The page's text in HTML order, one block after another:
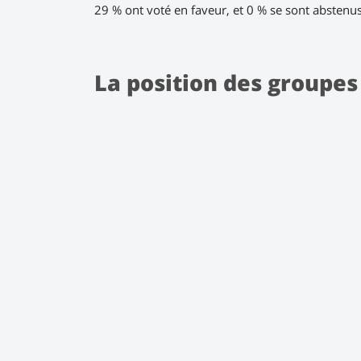
29 % ont voté en faveur, et 0 % se sont
La position des groupes